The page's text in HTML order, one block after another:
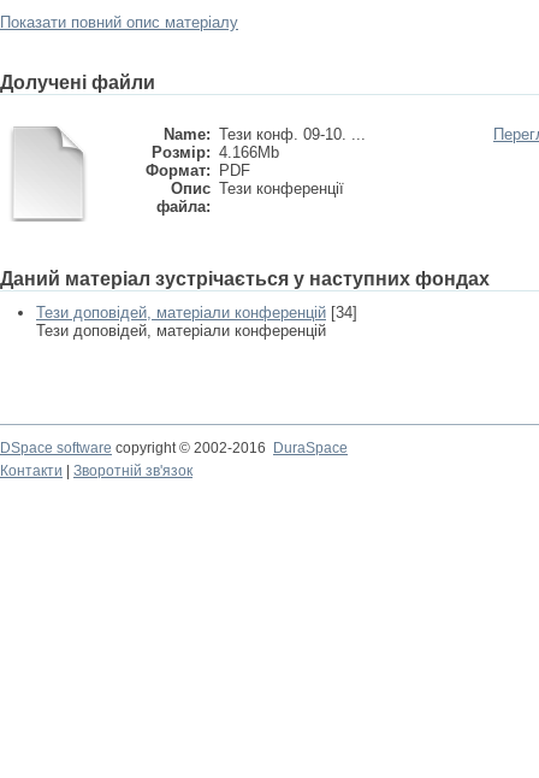
Показати повний опис матеріалу
Долучені файли
Name: Тези конф. 09-10. ...
Розмір: 4.166Mb
Формат:
PDF
Опис
файла:
Тези конференції
Даний матеріал зустрічається у наступних фондах
Тези доповідей, матеріали конференцій [34]
Тези доповідей, матеріали конференцій
DSpace software copyright © 2002-2016
DuraSpace
Контакти
Зворотній зв'язок